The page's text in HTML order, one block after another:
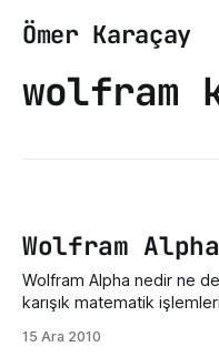
Ömer Karaçay
wolfram
Wolfram Alpha
Wolfram Alpha nedir ne değildir
karışık matematik işlemleri ve doğrudan bilginin cevabı için
kıyaslamayıınız ikisi çok farklıdır. Örnek
15 Ara 2010